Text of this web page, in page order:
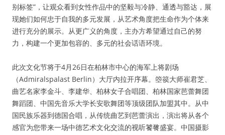
别标签”，让观众看到女性作品中的坚毅与冷静、通透与豁达，展
现她们如何忠于自我的多元发展，从艺术角度把生命作为个体来
进行充分的展示。从更广义的角度，主办方希望通过自己的努
力，构建一个更加包容的、多元的社会话语环境。
此次文化节将于4月26日在柏林市中心的海军上将剧场
（Admiralspalast Berlin）大厅内拉开序幕。箜篌大师崔君芝、
曲艺名家李金斗、李建华、柏林女子合唱团、柏林国家芭蕾舞团
舞蹈团、中国先音乐大学长安歌舞团等顶级团队加盟其中。从中
国民族乐器到德国合唱，从传统曲艺到芭蕾演出，演出将从各个
感官为您带来一场中德艺术文化交流的视听饕餮盛宴。中国摄影